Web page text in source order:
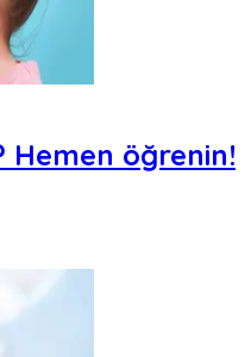
Hemen öğrenin!